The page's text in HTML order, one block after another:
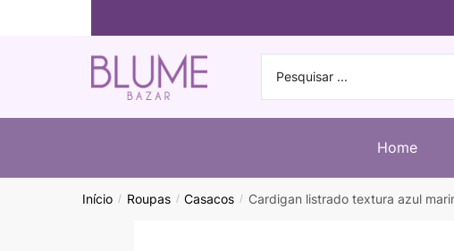
Home
Início / Roupas / Casacos / Cardigan listrado textura azul